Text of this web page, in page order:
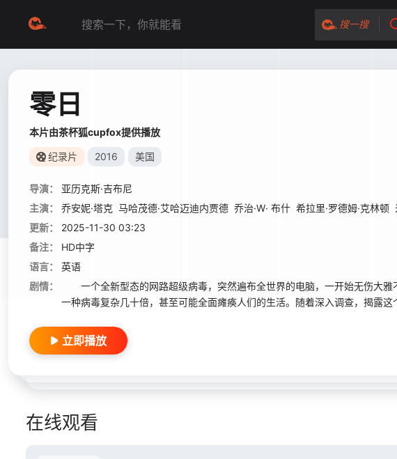
搜一搜
零日
本片由茶杯狐cupfox提供播放
纪录片 2016 美国
导演：
亚历克斯·吉布尼
主演：
乔安妮·塔克 马哈茂德·艾哈迈迪内贾德 乔治·W· 布什 希拉里·罗德姆·克林顿
更新：
2025-11-30 03:23
备注：
HD中字
语言：
英语
剧情：
一个全新型态的网路超级病毒，突然遍布全世界的电脑，一开始无伤大雅
一种病毒复杂几十倍，甚至可能全面瘫痪人们的生活。随着深入调查，揭露
立即播放
在线观看